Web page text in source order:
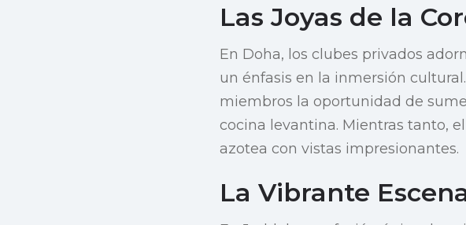
Las Joyas de la
En Doha, los clubes privados
un énfasis en la inmersión
miembros la oportunidad de
cocina levantina. Mientras tanto, el
azotea con vistas impresionantes.
La Vibrante